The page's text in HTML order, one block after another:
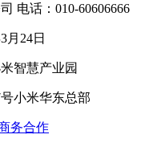
电话：010-60606666
月24日
智慧产业园
小米华东总部
务合作